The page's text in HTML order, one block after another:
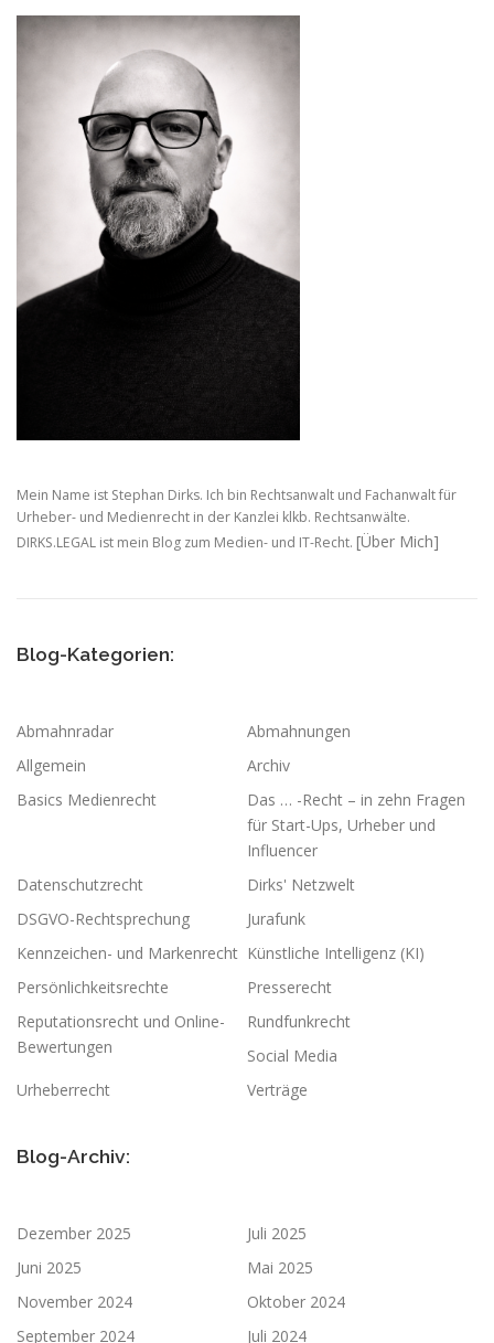
Mein Name ist Stephan Dirks. Ich bin Rechtsanwalt und Fachanwalt für
Urheber- und Medienrecht in der Kanzlei klkb. Rechtsanwälte.
DIRKS.LEGAL ist mein Blog zum Medien- und IT-Recht. [Über Mich]
Blog-Kategorien:
Abmahnradar
Abmahnungen
Allgemein
Archiv
Basics Medienrecht
Das … -Recht – in zehn Fragen
für Start-Ups, Urheber und
Influencer
Datenschutzrecht
Dirks' Netzwelt
DSGVO-Rechtsprechung
Jurafunk
Kennzeichen- und Markenrecht Künstliche Intelligenz (KI)
Persönlichkeitsrechte
Presserecht
Reputationsrecht und Online-
Bewertungen
Rundfunkrecht
Social Media
Urheberrecht
Verträge
Blog-Archiv:
Dezember 2025
Juli 2025
Juni 2025
Mai 2025
November 2024
Oktober 2024
September 2024
Juli 2024